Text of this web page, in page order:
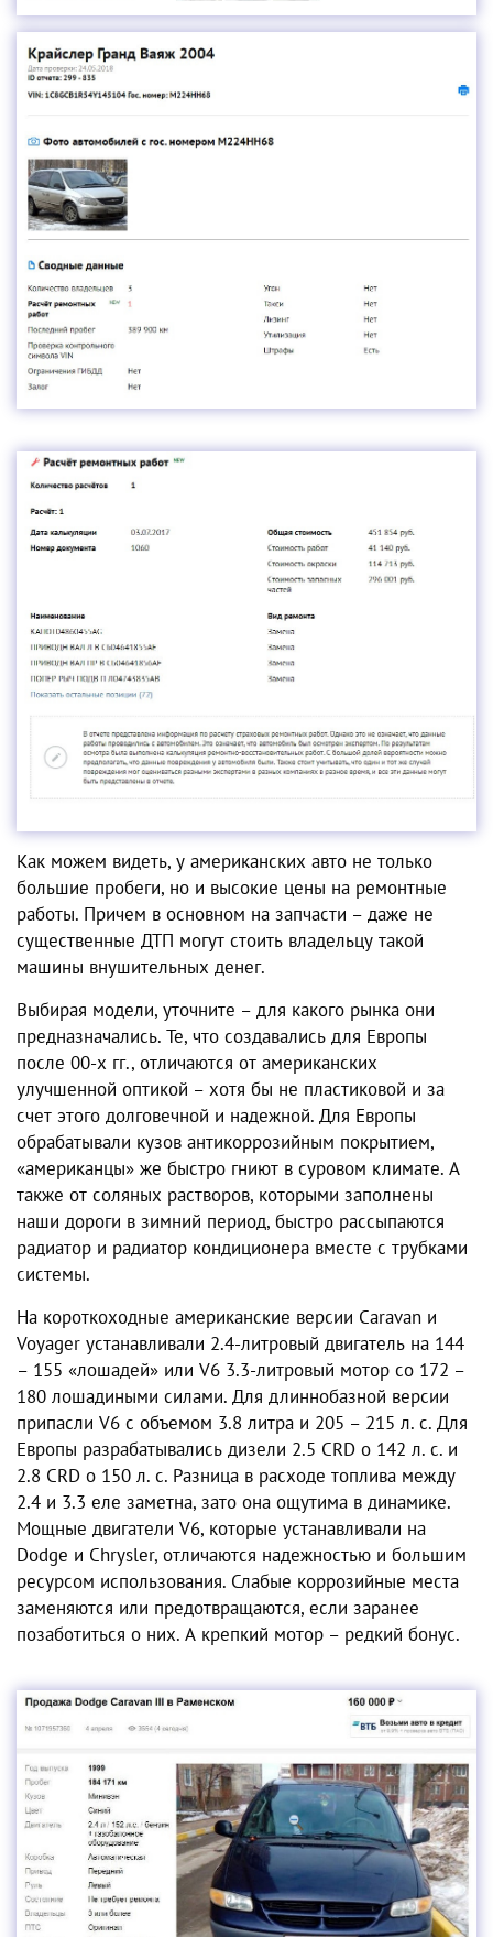
Как можем видеть, у американских авто не только
большие пробеги, но и высокие цены на ремонтные
работы. Причем в основном на запчасти – даже не
существенные ДТП могут стоить владельцу такой
машины внушительных денег.
Выбирая модели, уточните – для какого рынка они
предназначались. Те, что создавались для Европы
после 00-х гг., отличаются от американских
улучшенной оптикой – хотя бы не пластиковой и за
счет этого долговечной и надежной. Для Европы
обрабатывали кузов антикоррозийным покрытием,
«американцы» же быстро гниют в суровом климате. А
также от соляных растворов, которыми заполнены
наши дороги в зимний период, быстро рассыпаются
радиатор и радиатор кондиционера вместе с трубками
системы.
На короткоходные американские версии Caravan и
Voyager устанавливали 2.4-литровый двигатель на 144
– 155 «лошадей» или V6 3.3-литровый мотор со 172 –
180 лошадиными силами. Для длиннобазной версии
припасли V6 с объемом 3.8 литра и 205 – 215 л. с. Для
Европы разрабатывались дизели 2.5 CRD о 142 л. с. и
2.8 СRD о 150 л. с. Разница в расходе топлива между
2.4 и 3.3 еле заметна, зато она ощутима в динамике.
Мощные двигатели V6, которые устанавливали на
Dodge и Chrysler, отличаются надежностью и большим
ресурсом использования. Слабые коррозийные места
заменяются или предотвращаются, если заранее
позаботиться о них. А крепкий мотор – редкий бонус.